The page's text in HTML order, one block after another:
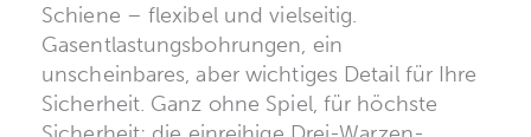
Schiene – flexibel und vielseitig.
Gasentlastungsbohrungen, ein
unscheinbares, aber wichtiges Detail für Ihre
Sicherheit. Ganz ohne Spiel, für höchste